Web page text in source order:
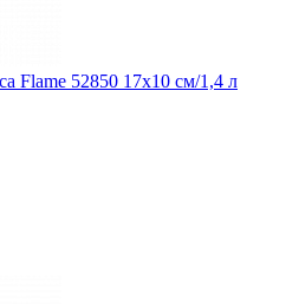
Flame 52850 17х10 см/1,4 л